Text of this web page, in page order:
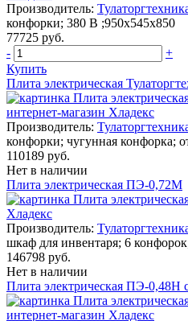
Производитель:
конфорки; 380 В ;950х545х850
77725 руб.
-
+
Купить
Плита электрическая
Производитель:
конфорки; чугунная конфорка;
110189 руб.
Нет в наличии
Плита электрическая ПЭ-0,72М
Производитель:
шкаф для инвентаря; 6
146798 руб.
Нет в наличии
Плита электрическая ПЭ-0,48Н